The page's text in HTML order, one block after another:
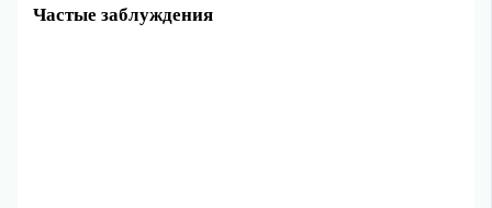
Частые заблуждения